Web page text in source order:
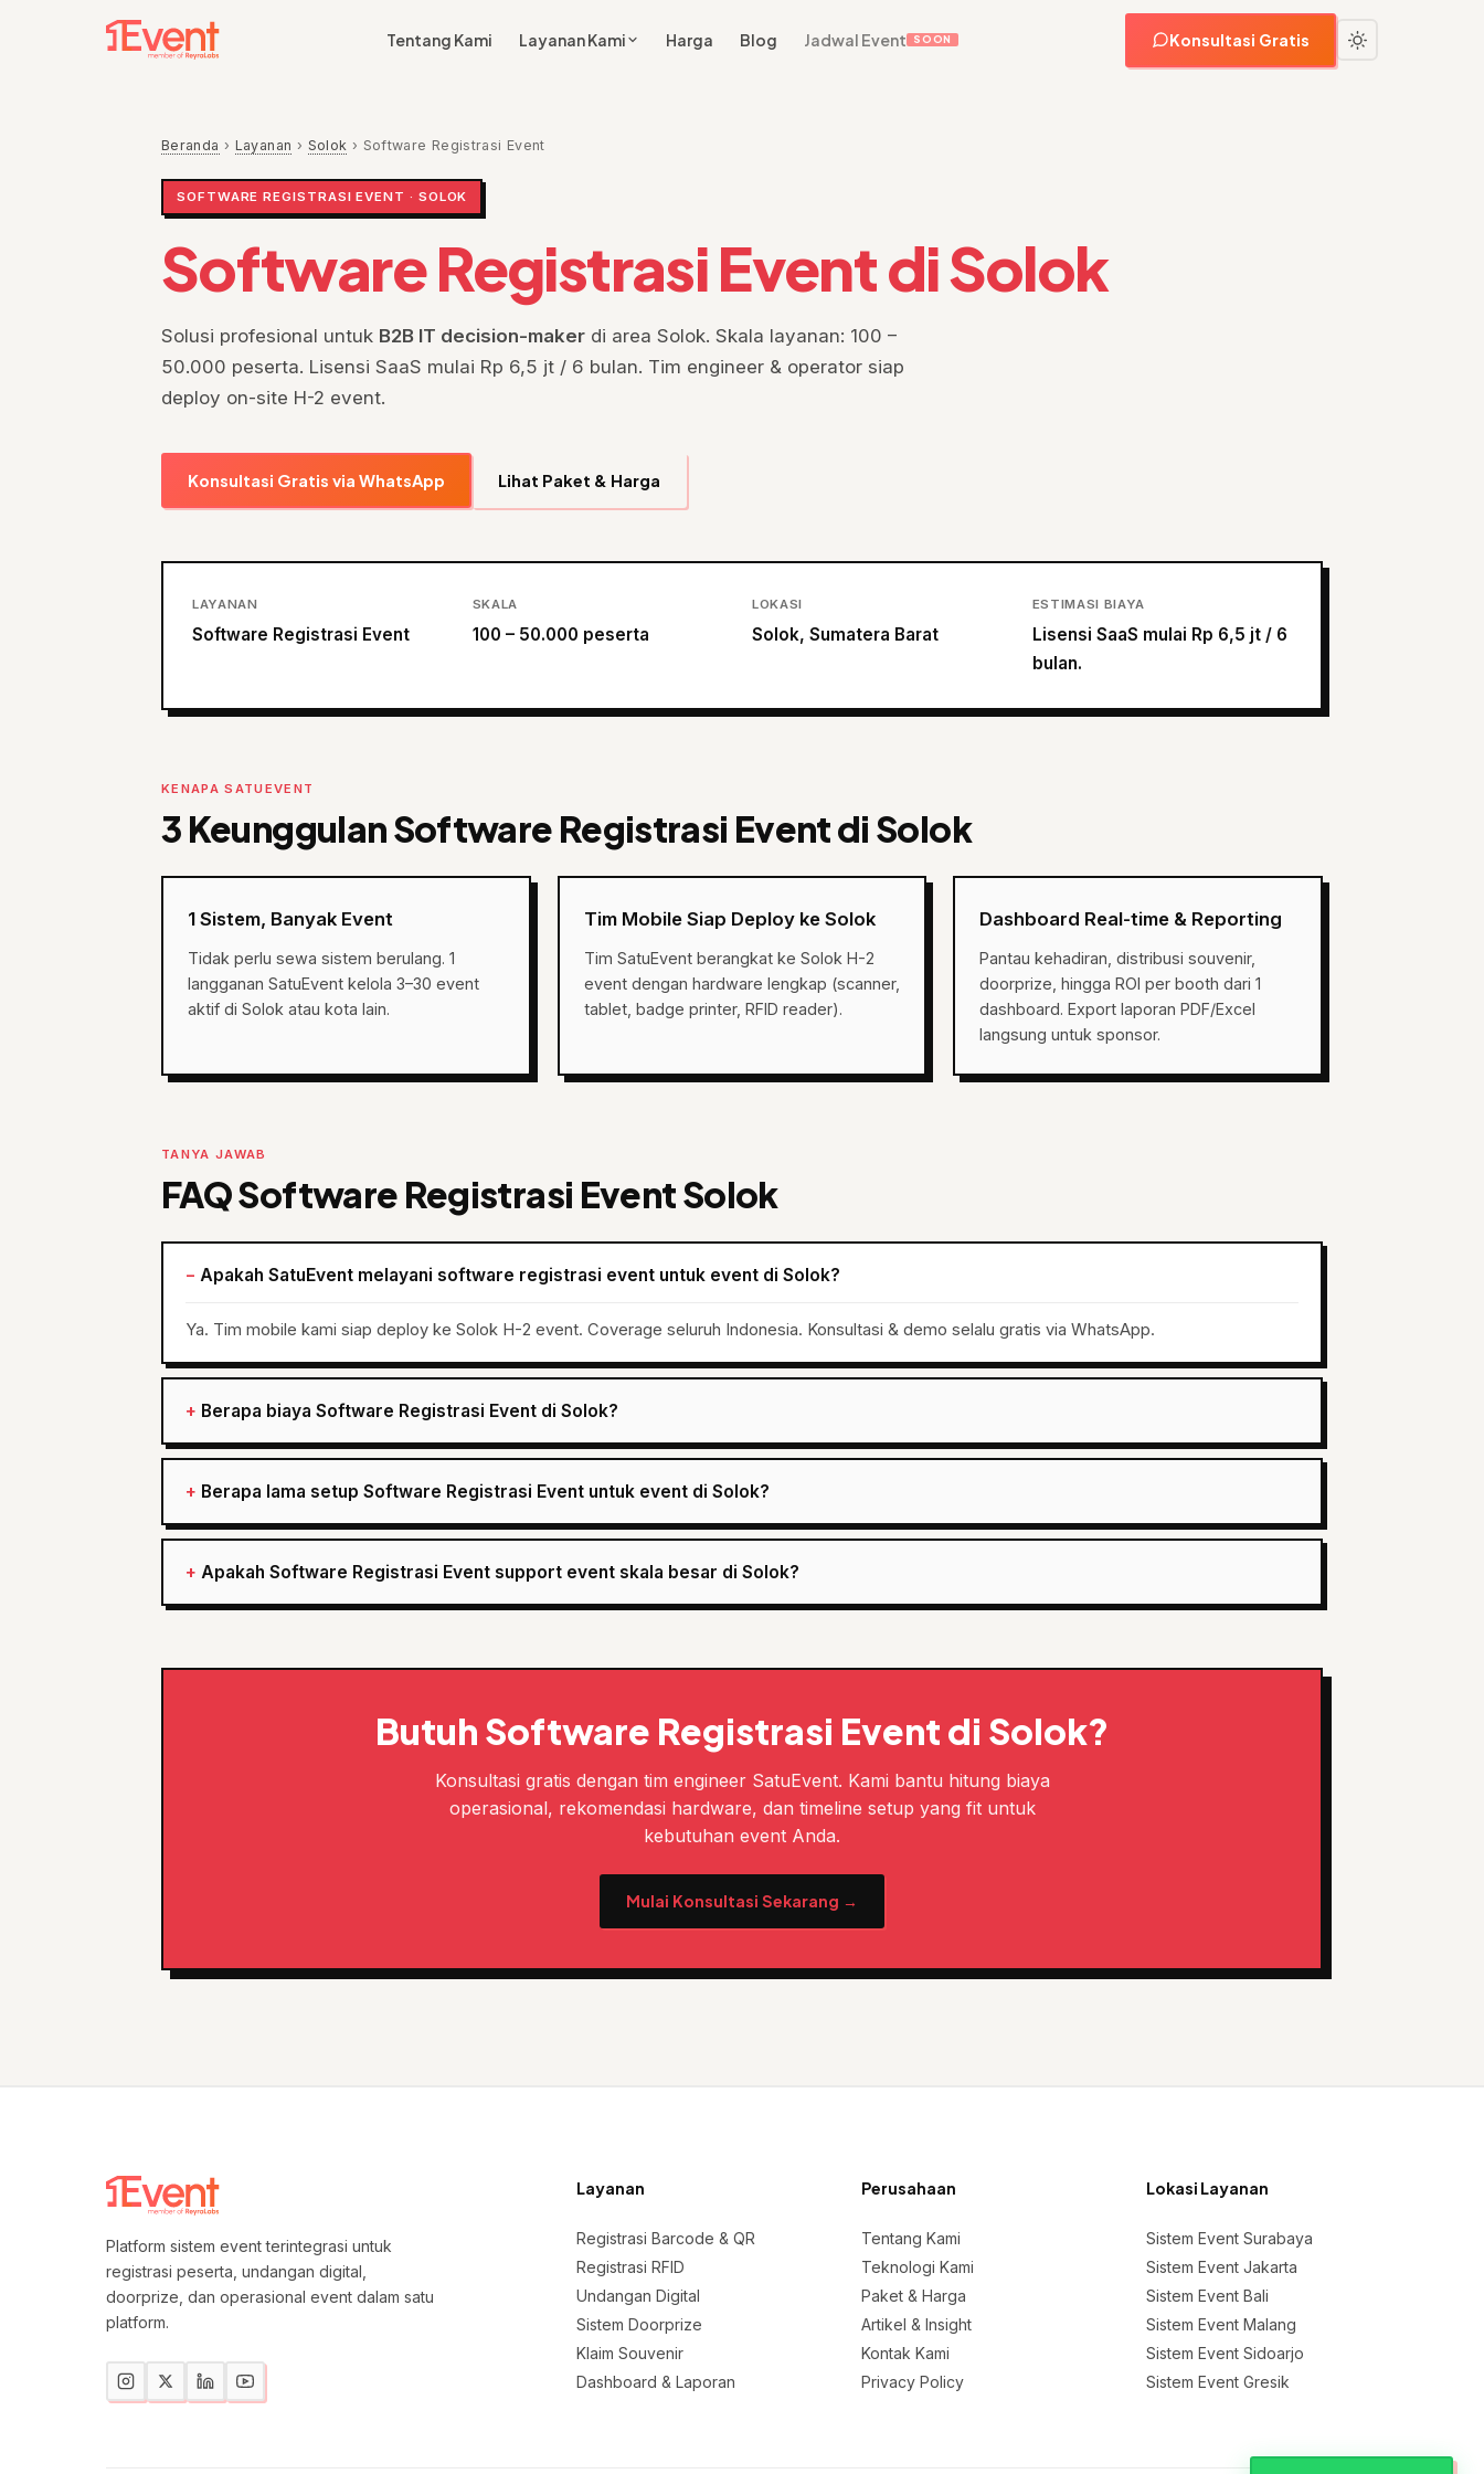
Tentang Kami Layanan Kami Harga Blog Jadwal Event SOON Konsultasi Gratis
Beranda › Layanan › Solok › Software Registrasi Event
SOFTWARE REGISTRASI EVENT · SOLOK
Software Registrasi Event di Solok
Solusi profesional untuk B2B IT decision-maker di area Solok. Skala layanan: 100 –
50.000 peserta. Lisensi SaaS mulai Rp 6,5 jt / 6 bulan. Tim engineer & operator siap
deploy on-site H-2 event.
Konsultasi Gratis via WhatsApp Lihat Paket & Harga
LAYANAN
Software Registrasi Event
SKALA
100 – 50.000 peserta
LOKASI
Solok, Sumatera Barat
ESTIMASI BIAYA
Lisensi SaaS mulai Rp 6,5 jt / 6
bulan.
KENAPA SATUEVENT
3 Keunggulan Software Registrasi Event di Solok
1 Sistem, Banyak Event
Tidak perlu sewa sistem berulang. 1
langganan SatuEvent kelola 3–30 event
aktif di Solok atau kota lain.
Tim Mobile Siap Deploy ke Solok
Tim SatuEvent berangkat ke Solok H-2
event dengan hardware lengkap (scanner,
tablet, badge printer, RFID reader).
Dashboard Real-time & Reporting
Pantau kehadiran, distribusi souvenir,
doorprize, hingga ROI per booth dari 1
dashboard. Export laporan PDF/Excel
langsung untuk sponsor.
TANYA JAWAB
FAQ Software Registrasi Event Solok
Apakah SatuEvent melayani software registrasi event untuk event di Solok?
Ya. Tim mobile kami siap deploy ke Solok H-2 event. Coverage seluruh Indonesia. Konsultasi & demo selalu gratis via WhatsApp.
Berapa biaya Software Registrasi Event di Solok?
Berapa lama setup Software Registrasi Event untuk event di Solok?
Apakah Software Registrasi Event support event skala besar di Solok?
Butuh Software Registrasi Event di Solok?
Konsultasi gratis dengan tim engineer SatuEvent. Kami bantu hitung biaya
operasional, rekomendasi hardware, dan timeline setup yang fit untuk
kebutuhan event Anda.
Mulai Konsultasi Sekarang →
Platform sistem event terintegrasi untuk
registrasi peserta, undangan digital,
doorprize, dan operasional event dalam satu
platform.
Layanan
Registrasi Barcode & QR
Registrasi RFID
Undangan Digital
Sistem Doorprize
Klaim Souvenir
Dashboard & Laporan
Perusahaan
Tentang Kami
Teknologi Kami
Paket & Harga
Artikel & Insight
Kontak Kami
Privacy Policy
Lokasi Layanan
Sistem Event Surabaya
Sistem Event Jakarta
Sistem Event Bali
Sistem Event Malang
Sistem Event Sidoarjo
Sistem Event Gresik